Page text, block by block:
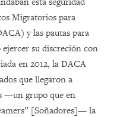
Migratorios para
y las pautas para
su discreción con
en 2012, la DACA
que llegaron a
—un grupo que en
[Soñadores]— la